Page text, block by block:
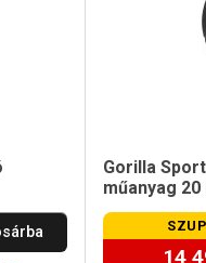
Gorilla
műanyag
14